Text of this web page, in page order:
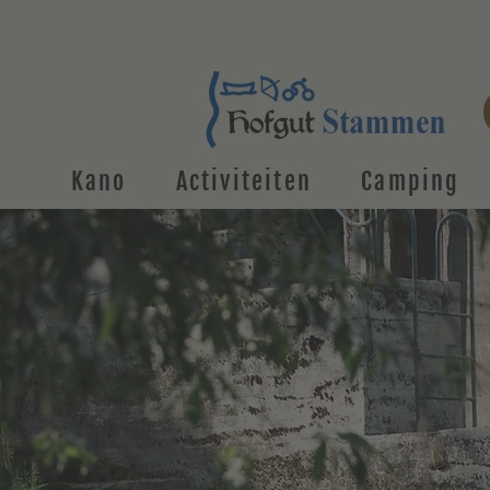
Kano Activiteiten Camping